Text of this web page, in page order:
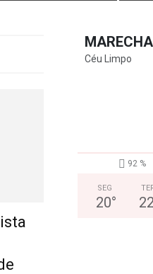
Céu Limpo
92 %
SEG
20° 22